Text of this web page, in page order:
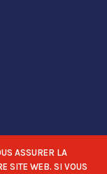
ASSURER LA
SITE WEB. SI VOUS